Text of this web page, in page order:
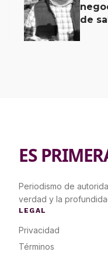
de
ES
Periodismo de
verdad y la
LEGAL
Privacidad
Términos